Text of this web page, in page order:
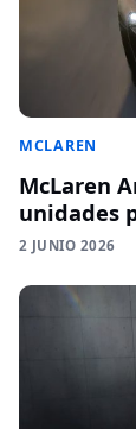
MCLAREN
McLaren
unidades
2 JUNIO 2026